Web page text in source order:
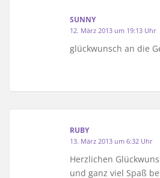
SUNNY
12. März 2013 um 19:13 Uhr
glückwunsch an die
RUBY
13. März 2013 um 6:32 Uhr
Herzlichen
und ganz viel Spaß